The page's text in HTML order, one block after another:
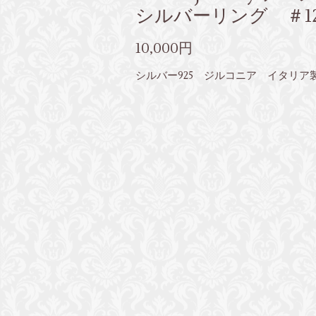
シルバーリング ＃
10,000円
シルバー925 ジルコニア イタリア